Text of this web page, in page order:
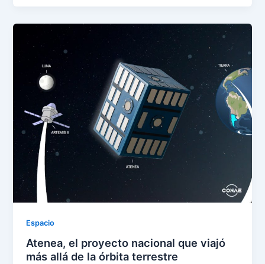
Espacio
Atenea, el proyecto nacional que viajó
más allá de la órbita terrestre